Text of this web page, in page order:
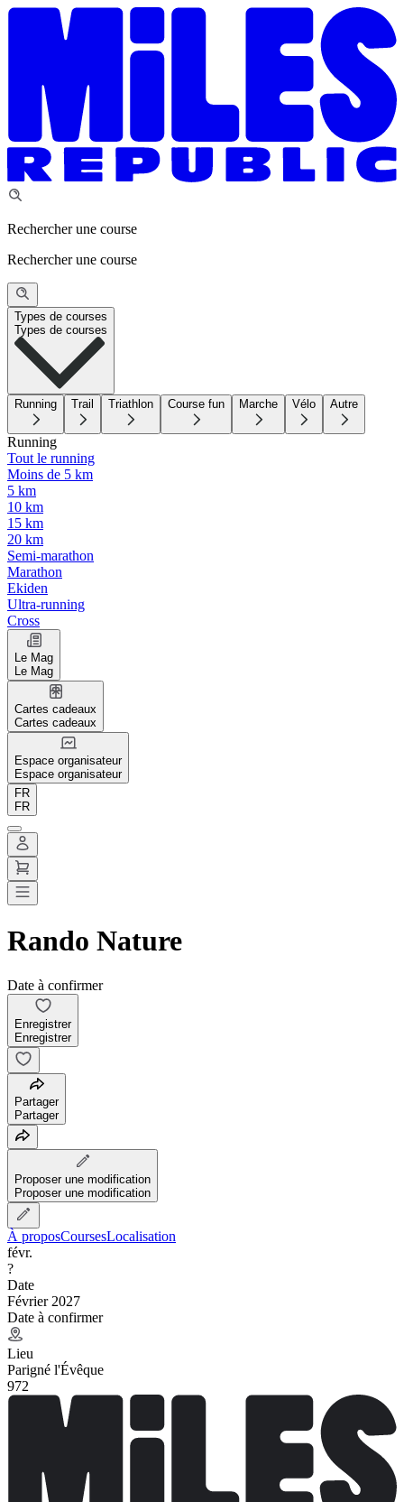
Rechercher une course
Rechercher une course
Types de courses
Types de courses
Running Trail Triathlon Course fun Marche Vélo Autre
Running
Tout le running
Moins de 5 km
5 km
10 km
15 km
20 km
Semi-marathon
Marathon
Ekiden
Ultra-running
Cross
Le Mag
Le Mag
Cartes cadeaux
Cartes cadeaux
Espace organisateur
Espace organisateur
FR
FR
Rando Nature
Date à confirmer
Enregistrer
Enregistrer
Partager
Partager
Proposer une modification
Proposer une modification
À proposCoursesLocalisation
févr.
?
Date
Février 2027
Date à confirmer
Lieu
Parigné l'Évêque
972